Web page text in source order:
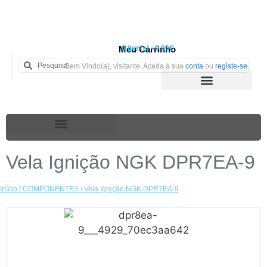
Meu Carrinho
0 iten(s) - 0.00€
Bem Vindo(a), visitante. Aceda à sua conta ou registe-se.
Vela Ignição NGK DPR7EA-9
Início /COMPONENTES / Vela Ignição NGK DPR7EA-9